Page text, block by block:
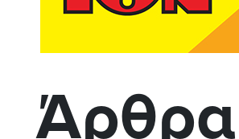
Άρθρα